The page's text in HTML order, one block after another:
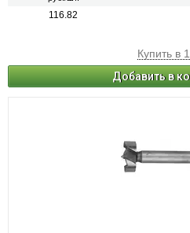
116.82
Купить в
Добавить в